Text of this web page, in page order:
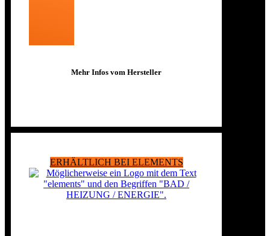
Mehr Infos vom Hersteller
ERHÄLTLICH BEI ELEMENTS